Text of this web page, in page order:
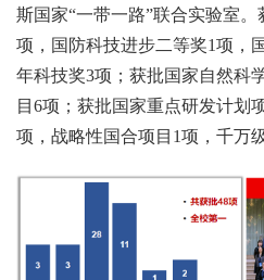
斯国家“一带一路”联合实验室。
项，国防科技进步二等奖1项，
年科技奖3项；获批国家自然科
目6项；获批国家重点研发计划
项，战略性国合项目1项，千万